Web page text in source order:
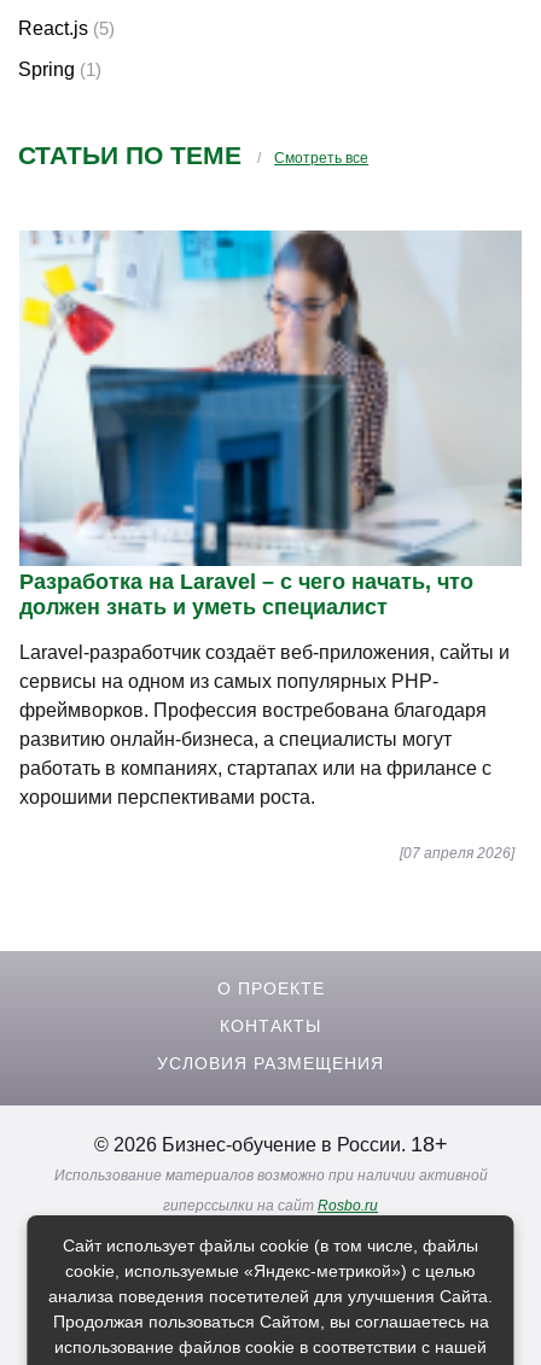
React.js (5)
Spring (1)
СТАТЬИ ПО ТЕМЕ Смотреть все
Разработка на Laravel – с чего начать, что
должен знать и уметь специалист
Laravel-разработчик создаёт веб-приложения, сайты и
сервисы на одном из самых популярных PHP-
фреймворков. Профессия востребована благодаря
развитию онлайн-бизнеса, а специалисты могут
работать в компаниях, стартапах или на фрилансе с
хорошими перспективами роста.
[07 апреля 2026]
О ПРОЕКТЕ
КОНТАКТЫ
УСЛОВИЯ РАЗМЕЩЕНИЯ
© 2026 Бизнес-обучение в России. 18+
Использование материалов возможно при наличии активной
гиперссылки на сайт Rosbo.ru
Реклама. Информация о рекламодателях по ссылкам
Политика в отношении обработки персональных данных
Расскажи друзьям о нас
Сайт использует файлы cookie (в том числе, файлы
cookie, используемые «Яндекс-метрикой») с целью
анализа поведения посетителей для улучшения Сайта.
Продолжая пользоваться Сайтом, вы соглашаетесь на
использование файлов cookie в соответствии с нашей